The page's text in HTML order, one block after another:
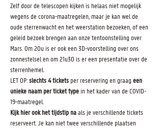
Zelf door de telescopen kijken is helaas niet mogelijk
wegens de corona-maatregelen, maar je kan wel de
oude sterrenwacht en het weerstation bezoeken, of een
geleid bezoek brengen aan onze tentoonstelling over
Mars. Om 20u is er ook een 3D-voorstelling over ons
zonnestelsel en om 21u30 is er een presentatie over de
sterrenhemel.
LET OP: slechts 4 tickets per reservering en graag een
unieke naam per ticket type in het kader van de COVID-
19-maatregel.
Kijk hier ook het tijdstip na als je verschillende tickets
reserveert. Je kan niet twee verschillende plaatsen